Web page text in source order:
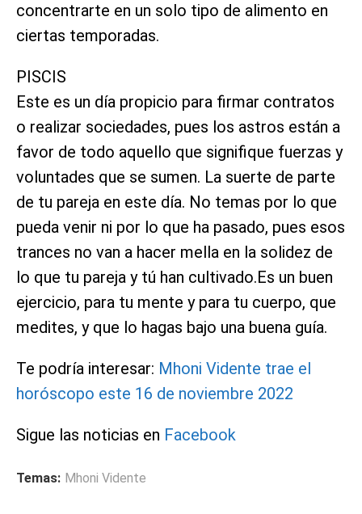
concentrarte en un solo tipo de alimento en
ciertas temporadas.
PISCIS
Este es un día propicio para firmar contratos
o realizar sociedades, pues los astros están a
favor de todo aquello que signifique fuerzas y
voluntades que se sumen. La suerte de parte
de tu pareja en este día. No temas por lo que
pueda venir ni por lo que ha pasado, pues esos
trances no van a hacer mella en la solidez de
lo que tu pareja y tú han cultivado.Es un buen
ejercicio, para tu mente y para tu cuerpo, que
medites, y que lo hagas bajo una buena guía.
Te podría interesar: Mhoni Vidente trae el
horóscopo este 16 de noviembre 2022
Sigue las noticias en Facebook
Temas: Mhoni Vidente